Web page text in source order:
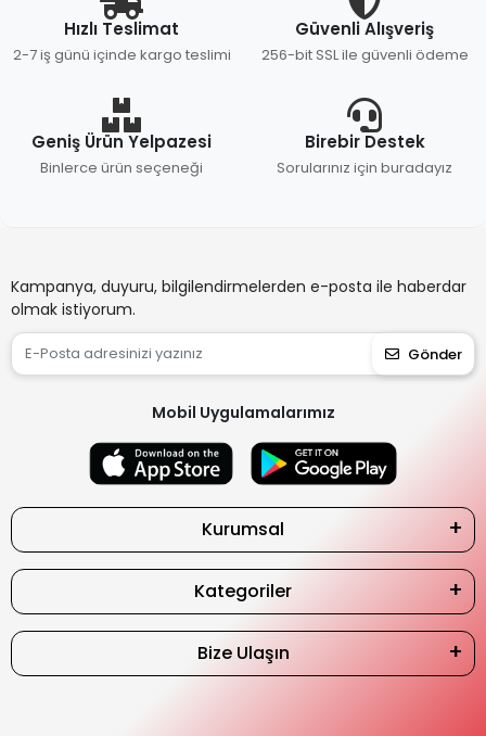
Hızlı Teslimat
2-7 iş günü içinde kargo teslimi
Güvenli Alışveriş
256-bit SSL ile güvenli ödeme
Geniş Ürün Yelpazesi
Binlerce ürün seçeneği
Birebir Destek
Sorularınız için buradayız
Kampanya, duyuru, bilgilendirmelerden e-posta ile haberdar
olmak istiyorum.
Gönder
Mobil Uygulamalarımız
Kurumsal
Kategoriler
Bize Ulaşın